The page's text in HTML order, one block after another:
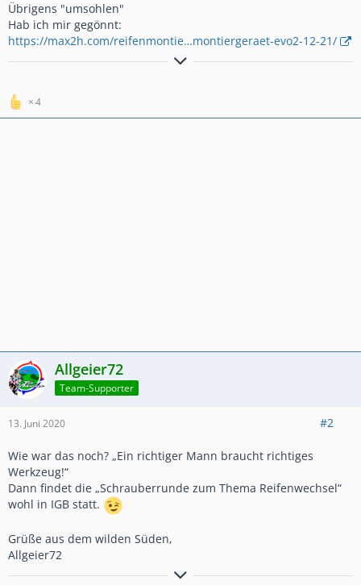
Übrigens "umsohlen"
Hab ich mir gegönnt:
https://max2h.com/reifenmontie…montiergeraet-evo2-12-21/
PS: Für Rechtschreibfehler wird nicht gehaftet. Wer welche
------Allzeit gute Fahrt und eine Handbreit Asphalt unterm
4
Allgeier72
Team-Supporter
13. Juni 2020 #2
Wie war das noch? „Ein richtiger Mann braucht richtiges
Werkzeug!“
Dann findet die „Schrauberrunde zum Thema Reifenwechsel“
wohl in IGB statt.
Grüße aus dem wilden Süden,
Allgeier72